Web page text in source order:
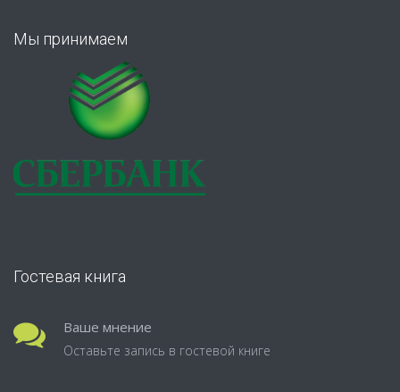
Мы принимаем
Гостевая книга
Ваше мнение
Оставьте запись в гостевой книге